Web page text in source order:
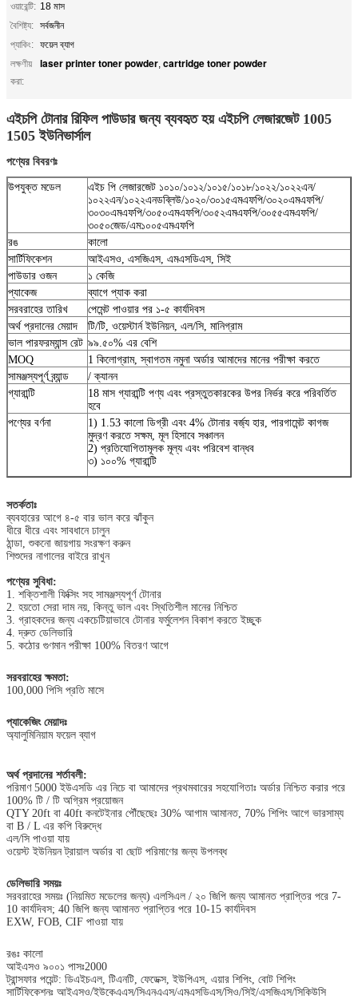
ওয়ারেন্টি: 18 মাস
বৈশিষ্ট্য: সর্বজনীন
প্যাকিং: ফয়েল ব্যাগ
লক্ষণীয়
করা:
laser printer toner powder, cartridge toner powder
এইচপি টোনার রিফিল পাউডার জন্য ব্যবহৃত হয় এইচপি লেজারজেট 1005
1505 ইউনিভার্সাল
পণ্যের বিবরণঃ
উপযুক্ত মডেল
এইচ পি লেজারজেট ১০১০/১০১২/১০১৫/১০১৮/১০২২/১০২২এন/
১০২২এন/১০২২এনডব্লিউ/১০২০/৩০১৫এমএফপি/৩০২০এমএফপি/
৩০৩০এমএফপি/৩০৫০এমএফপি/৩০৫২এমএফপি/৩০৫৫এমএফপি/
৩০৫০জেড/এম১০০৫এমএফপি
রঙ
কালো
সার্টিফিকেশন
আইএসও, এসজিএস, এমএসডিএস, সিই
পাউডার ওজন
১ কেজি
প্যাকেজ
ব্যাগে প্যাক করা
সরবরাহের তারিখ
পেমেন্ট পাওয়ার পর ১-৫ কার্যদিবস
অর্থ প্রদানের মেয়াদ
টি/টি, ওয়েস্টার্ন ইউনিয়ন, এল/সি, মানিগ্রাম
ভাল পারফরম্যান্স রেট ৯৯.৫০% এর বেশি
MOQ
1 কিলোগ্রাম, স্বাগতম নমুনা অর্ডার আমাদের মানের পরীক্ষা করতে
সামঞ্জস্যপূর্ণ ব্র্যান্ড
/ ক্যানন
গ্যারান্টি
18 মাস গ্যারান্টি পণ্য এবং প্রস্তুতকারকের উপর নির্ভর করে পরিবর্তিত
হবে
পণ্যের বর্ণনা
1) 1.53 কালো ডিগ্রী এবং 4% টোনার বর্জ্য হার, পারগামেন্ট কাগজ
মুদ্রণ করতে সক্ষম, মূল হিসাবে সঞ্চালন
2) প্রতিযোগিতামূলক মূল্য এবং পরিবেশ বান্ধব
৩) ১০০% গ্যারান্টি
সতর্কতাঃ
ব্যবহারের আগে ৪-৫ বার ভাল করে ঝাঁকুন
ধীরে ধীরে এবং সাবধানে ঢালুন
ঠান্ডা, শুকনো জায়গায় সংরক্ষণ করুন
শিশুদের নাগালের বাইরে রাখুন
পণ্যের সুবিধা:
1. শক্তিশালী ফিক্সিং সহ সামঞ্জস্যপূর্ণ টোনার
2. হয়তো সেরা দাম নয়, কিন্তু ভাল এবং স্থিতিশীল মানের নিশ্চিত
3. গ্রাহকদের জন্য একচেটিয়াভাবে টোনার ফর্মুলেশন বিকাশ করতে ইচ্ছুক
4. দ্রুত ডেলিভারি
5. কঠোর গুণমান পরীক্ষা 100% বিতরণ আগে
সরবরাহের ক্ষমতা:
100,000 পিসি প্রতি মাসে
প্যাকেজিং মেয়াদঃ
অ্যালুমিনিয়াম ফয়েল ব্যাগ
অর্থ প্রদানের শর্তাবলী:
পরিমাণ 5000 ইউএসডি এর নিচে বা আমাদের প্রথমবারের সহযোগিতাঃ অর্ডার নিশ্চিত করার পরে
100% টি / টি অগ্রিম প্রয়োজন
QTY 20ft বা 40ft কনটেইনার পৌঁছেছেঃ 30% আগাম আমানত, 70% শিপিং আগে ভারসাম্য
বা B / L এর কপি বিরুদ্ধে
এল/সি পাওয়া যায়
ওয়েস্ট ইউনিয়ন ট্রায়াল অর্ডার বা ছোট পরিমাণের জন্য উপলব্ধ
ডেলিভারি সময়ঃ
সরবরাহের সময়ঃ (নিয়মিত মডেলের জন্য) এলসিএল / ২০ জিপি জন্য আমানত প্রাপ্তির পরে 7-
10 কার্যদিবস; 40 জিপি জন্য আমানত প্রাপ্তির পরে 10-15 কার্যদিবস
EXW, FOB, CIF পাওয়া যায়
রঙঃ কালো
আইএসও ৯০০১ পাসঃ2000
ট্রান্সফার পয়েন্ট: ডিএইচএল, টিএনটি, ফেডেক্স, ইউপিএস, এয়ার শিপিং, বোট শিপিং
সার্টিফিকেশনঃ আইএসও/ইউকেএএস/সিএনএএস/এমএসডিএস/সিও/সিই/এসজিএস/সিকিউসি